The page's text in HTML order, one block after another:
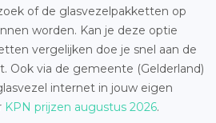
of de glasvezelpakketten op
worden. Kan je deze optie
vergelijken doe je snel aan de
Ook via de gemeente (Gelderland)
internet in jouw eigen
KPN prijzen augustus 2026.